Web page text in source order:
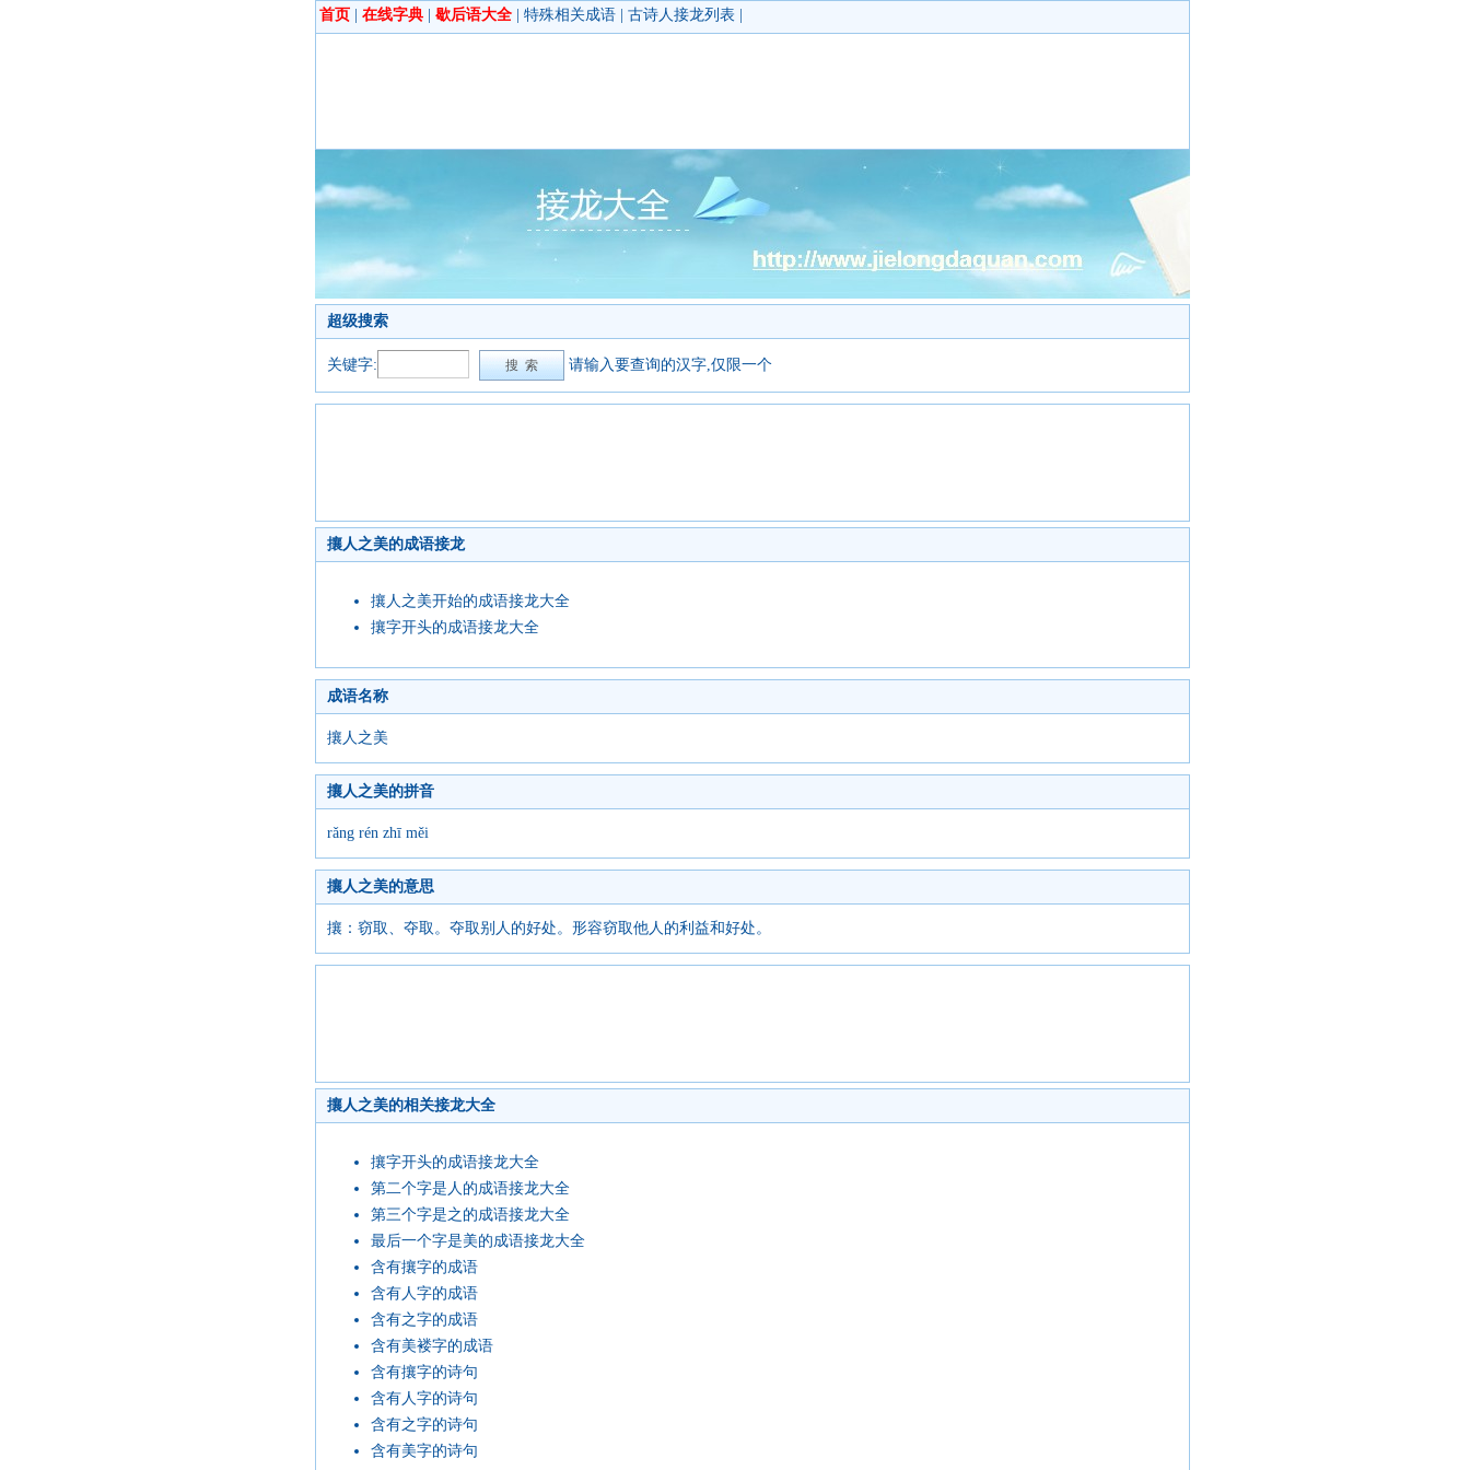
首页 在线字典 歇后语大全 特殊相关成语 古诗人接龙列表
超级搜索
关键字: 请输入要查询的汉字,仅限一个
攘人之美的成语接龙
攘人之美开始的成语接龙大全
攘字开头的成语接龙大全
成语名称
攘人之美
攘人之美的拼音
rǎng rén zhī měi
攘人之美的意思
攘：窃取、夺取。夺取别人的好处。形容窃取他人的利益和好处。
攘人之美的相关接龙大全
攘字开头的成语接龙大全
第二个字是人的成语接龙大全
第三个字是之的成语接龙大全
最后一个字是美的成语接龙大全
含有攘字的成语
含有人字的成语
含有之字的成语
含有美褛字的成语
含有攘字的诗句
含有人字的诗句
含有之字的诗句
含有美字的诗句